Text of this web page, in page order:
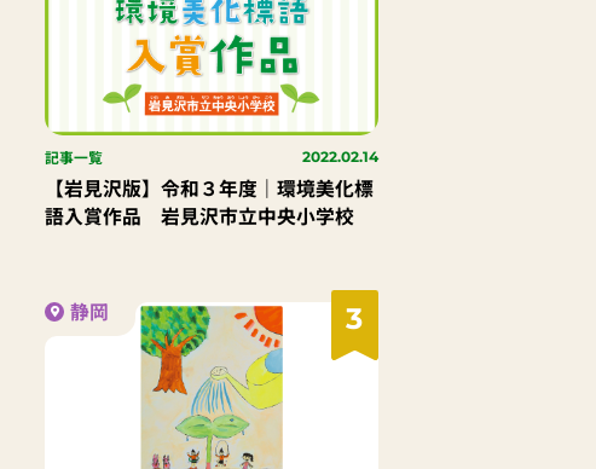
記事一覧 2022.02.14
【岩見沢版】令和３年度｜環境美化標
語入賞作品 岩見沢市立中央小学校
3
静岡